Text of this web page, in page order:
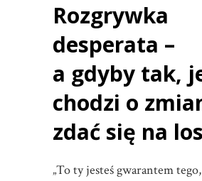
Rozgrywka
desperata –
a gdyby tak,
chodzi o
zdać się na
„To ty jesteś gwarantem